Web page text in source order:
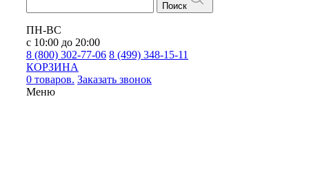
Поиск
ПН-ВС
с 10:00 до 20:00
8 (800) 302-77-06 8 (499) 348-15-11
КОРЗИНА
0 товаров. Заказать звонок
Меню